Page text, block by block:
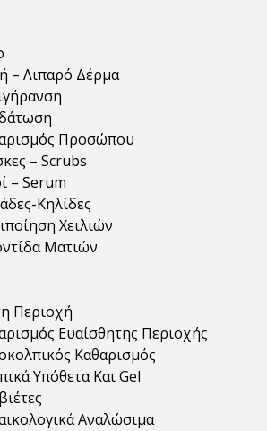
– Λιπαρό Δέρμα
Προσώπου
– Scrubs
– Serum
Κηλίδες
Χειλιών
Ματιών
Περιοχή
Ευαίσθητης Περιοχής
Καθαρισμός
Υπόθετα Και Gel
Αναλώσιμα